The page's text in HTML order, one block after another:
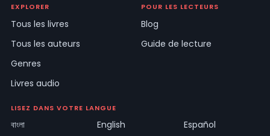
EXPLORER
Tous les livres
Tous les auteurs
Genres
Livres audio
POUR LES LECTEURS
Blog
Guide de lecture
LISEZ DANS VOTRE LANGUE
বাংলা English Español